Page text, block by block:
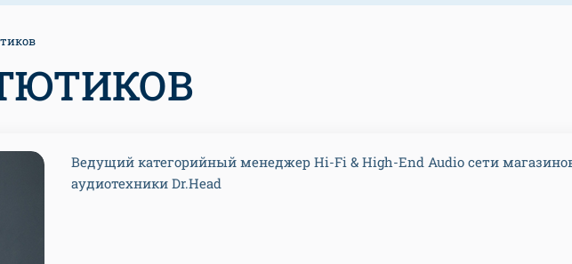
Ведущий категорийный менеджер Hi-Fi & High-End Audio сети
аудиотехники Dr.Head